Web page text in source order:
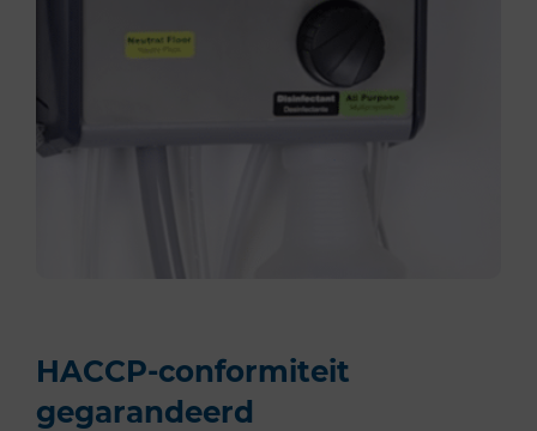
HACCP-conformiteit
gegarandeerd